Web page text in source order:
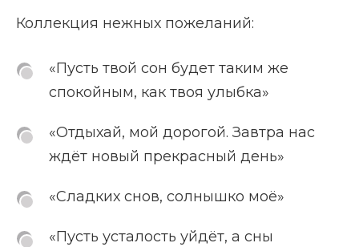
Коллекция нежных пожеланий:
«Пусть твой сон будет таким же
спокойным, как твоя улыбка»
«Отдыхай, мой дорогой. Завтра нас
ждёт новый прекрасный день»
«Сладких снов, солнышко моё»
«Пусть усталость уйдёт, а сны